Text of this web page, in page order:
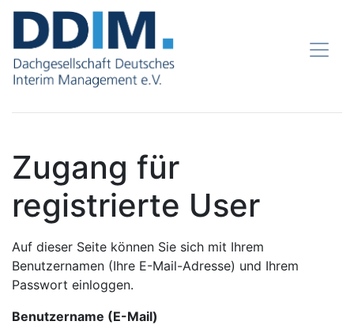
Zugang für
registrierte User
Auf dieser Seite können Sie sich mit Ihrem
Benutzernamen (Ihre E-Mail-Adresse) und Ihrem
Passwort einloggen.
Benutzername (E-Mail)